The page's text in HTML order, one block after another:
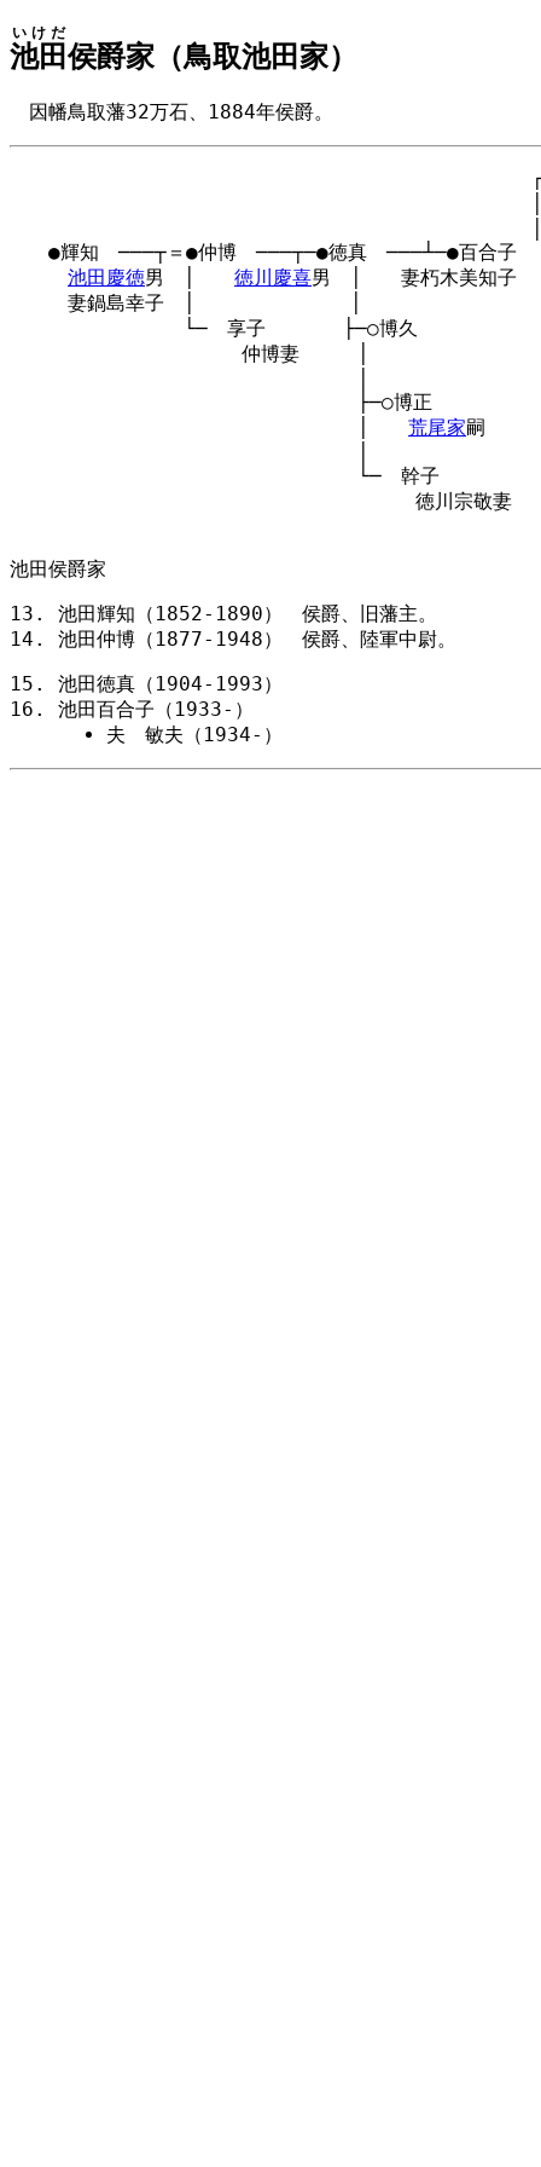
池田
いけだ
侯爵家（鳥取池田家）
因幡鳥取藩32万石、1884年侯爵。
┌＝○敏
●輝知　───┬＝●仲博　───┬─●徳真　───┴─●百合子
池田慶徳男　│ 徳川慶喜男　│　　妻朽木美知子
妻鍋島幸子　│　　　　　　　　│
└─　享子　　　　├─○博久
仲博妻　　　│
├─○博正
荒尾家嗣
└─　幹子
徳川宗敬妻
池田侯爵家
池田輝知（1852-1890） 侯爵、旧藩主。
池田仲博（1877-1948） 侯爵、陸軍中尉。
池田徳真（1904-1993）
池田百合子（1933-）
夫 敏夫（1934-）